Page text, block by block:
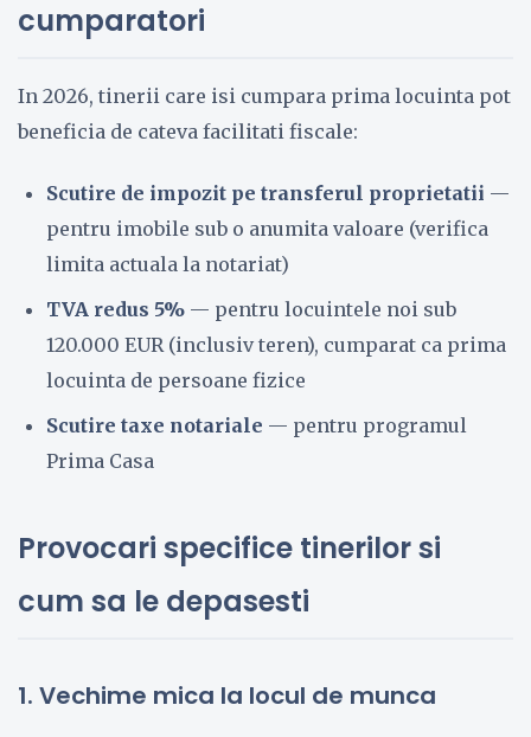
cumparatori
In 2026, tinerii care isi cumpara prima locuinta pot
beneficia de cateva facilitati fiscale:
Scutire de impozit pe transferul proprietatii —
pentru imobile sub o anumita valoare (verifica
limita actuala la notariat)
TVA redus 5% — pentru locuintele noi sub
120.000 EUR (inclusiv teren), cumparat ca prima
locuinta de persoane fizice
Scutire taxe notariale — pentru programul
Prima Casa
Provocari specifice tinerilor si
cum sa le depasesti
1. Vechime mica la locul de munca